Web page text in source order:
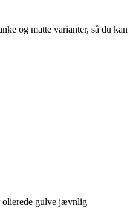
og matte varianter, så du kan
olierede gulve jævnlig